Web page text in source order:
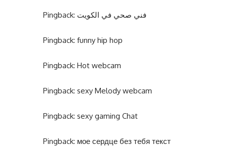
Pingback: فني صحي في الكويت
Pingback: funny hip hop
Pingback: Hot webcam
Pingback: sexy Melody webcam
Pingback: sexy gaming Chat
Pingback: мое сердце без тебя текст